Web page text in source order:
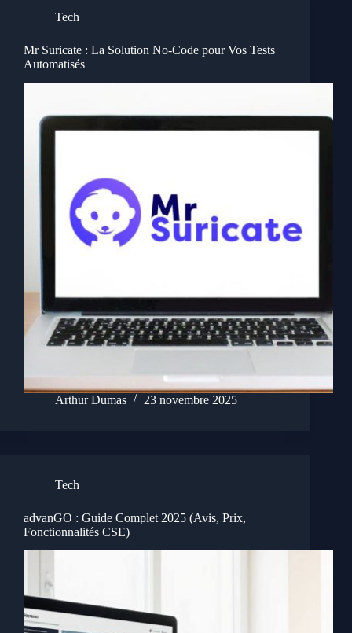
Tech
Mr Suricate : La Solution No-Code pour Vos Tests
Automatisés
Arthur Dumas 23 novembre 2025
Tech
advanGO : Guide Complet 2025 (Avis, Prix,
Fonctionnalités CSE)